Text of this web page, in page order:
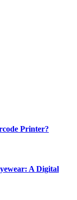
Printer?
A Digital